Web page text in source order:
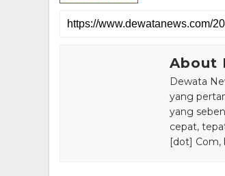
About
Dewata
yang
yang
cepat,
[dot] Com,